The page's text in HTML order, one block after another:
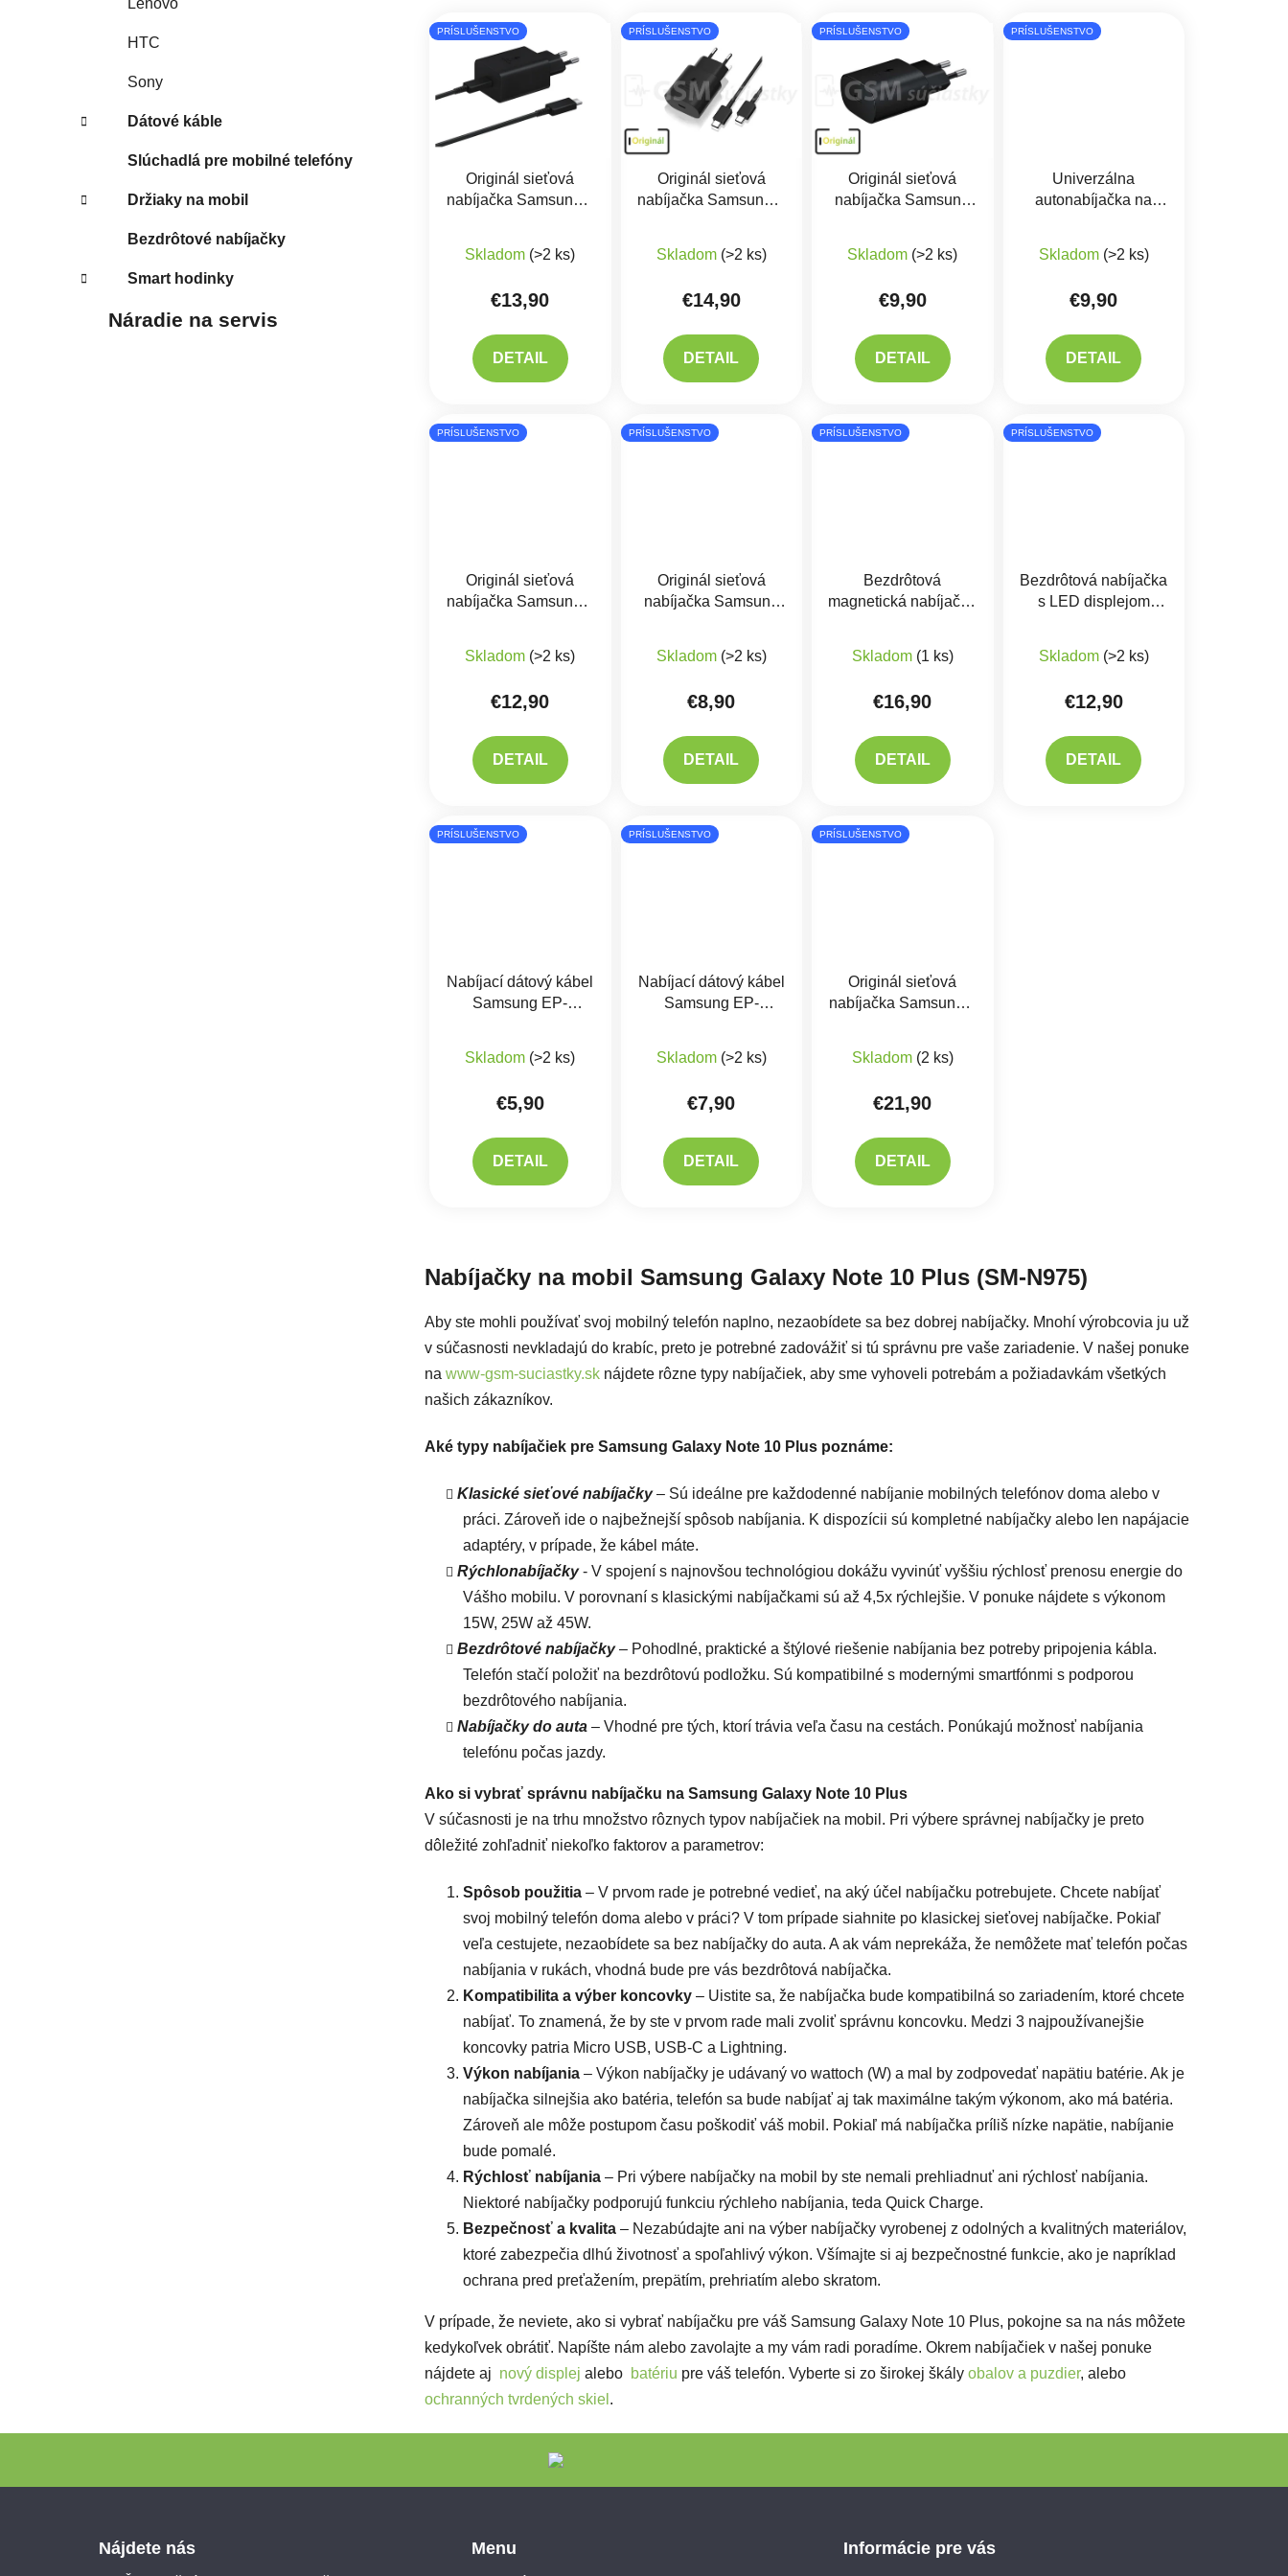
HTC
Sony
Dátové káble
Slúchadlá pre mobilné telefóny
Držiaky na mobil
Bezdrôtové nabíjačky
Smart hodinky
Náradie na servis
Výpis produktov
PRÍSLUŠENSTVO
Originál sieťová
nabíjačka Samsung +
Skladom (>2 ks)
€13,90
DETAIL
PRÍSLUŠENSTVO
Originál sieťová
nabíjačka Samsung +
+ EP-DG980BBE
Skladom (>2 ks)
€14,90
DETAIL
PRÍSLUŠENSTVO
Originál sieťová
nabíjačka Samsung
Skladom (>2 ks)
€9,90
DETAIL
PRÍSLUŠENSTVO
Univerzálna
autonabíjačka na
Skladom (>2 ks)
€9,90
DETAIL
PRÍSLUŠENSTVO
Originál sieťová
nabíjačka Samsung +
Skladom (>2 ks)
€12,90
DETAIL
PRÍSLUŠENSTVO
Originál sieťová
nabíjačka Samsung
Skladom (>2 ks)
€8,90
DETAIL
PRÍSLUŠENSTVO
Bezdrôtová
magnetická nabíjačka
Skladom (1 ks)
€16,90
DETAIL
PRÍSLUŠENSTVO
Bezdrôtová nabíjačka
s LED displejom
Skladom (>2 ks)
€12,90
DETAIL
PRÍSLUŠENSTVO
Nabíjací dátový kábel
Samsung EP-
Skladom (>2 ks)
€5,90
DETAIL
PRÍSLUŠENSTVO
Nabíjací dátový kábel
Samsung EP-
Skladom (>2 ks)
€7,90
DETAIL
PRÍSLUŠENSTVO
Originál sieťová
nabíjačka Samsung +
+ EP-DW797JBE
Skladom (2 ks)
€21,90
DETAIL
Nabíjačky na mobil Samsung Galaxy Note 10 Plus (SM-N975)
Aby ste mohli používať svoj mobilný telefón naplno, nezaobídete sa bez dobrej nabíjačky. Mnohí výrobcovia ju už
v súčasnosti nevkladajú do krabíc, preto je potrebné zadovážiť si tú správnu pre vaše zariadenie. V našej ponuke
na www-gsm-suciastky.sk nájdete rôzne typy nabíjačiek, aby sme vyhoveli potrebám a požiadavkám všetkých
našich zákazníkov.
Aké typy nabíjačiek pre Samsung Galaxy Note 10 Plus poznáme:
Klasické sieťové nabíjačky– Sú ideálne pre každodenné nabíjanie mobilných telefónov doma alebo v
práci. Zároveň ide o najbežnejší spôsob nabíjania. K dispozícii sú kompletné nabíjačky alebo len napájacie
adaptéry, v prípade, že kábel máte.
Rýchlonabíjačky- V spojení s najnovšou technológiou dokážu vyvinúť vyššiu rýchlosť prenosu energie do
Vášho mobilu. V porovnaní s klasickými nabíjačkami sú až 4,5x rýchlejšie. V ponuke nájdete s výkonom
15W, 25W až 45W.
Bezdrôtové nabíjačky– Pohodlné, praktické a štýlové riešenie nabíjania bez potreby pripojenia kábla.
Telefón stačí položiť na bezdrôtovú podložku. Sú kompatibilné s modernými smartfónmi s podporou
bezdrôtového nabíjania.
Nabíjačky do auta – Vhodné pre tých, ktorí trávia veľa času na cestách. Ponúkajú možnosť nabíjania
telefónu počas jazdy.
Ako si vybrať správnu nabíjačku na Samsung Galaxy Note 10 Plus
V súčasnosti je na trhu množstvo rôznych typov nabíjačiek na mobil. Pri výbere správnej nabíjačky je preto
dôležité zohľadniť niekoľko faktorov a parametrov:
Spôsob použitia – V prvom rade je potrebné vedieť, na aký účel nabíjačku potrebujete. Chcete nabíjať
svoj mobilný telefón doma alebo v práci? V tom prípade siahnite po klasickej sieťovej nabíjačke. Pokiaľ
veľa cestujete, nezaobídete sa bez nabíjačky do auta. A ak vám neprekáža, že nemôžete mať telefón počas
nabíjania v rukách, vhodná bude pre vás bezdrôtová nabíjačka.
Kompatibilita a výber koncovky – Uistite sa, že nabíjačka bude kompatibilná so zariadením, ktoré chcete
nabíjať. To znamená, že by ste v prvom rade mali zvoliť správnu koncovku. Medzi 3 najpoužívanejšie
koncovky patria Micro USB, USB-C a Lightning.
Výkon nabíjania – Výkon nabíjačky je udávaný vo wattoch (W) a mal by zodpovedať napätiu batérie. Ak je
nabíjačka silnejšia ako batéria, telefón sa bude nabíjať aj tak maximálne takým výkonom, ako má batéria.
Zároveň ale môže postupom času poškodiť váš mobil. Pokiaľ má nabíjačka príliš nízke napätie, nabíjanie
bude pomalé.
Rýchlosť nabíjania – Pri výbere nabíjačky na mobil by ste nemali prehliadnuť ani rýchlosť nabíjania.
Niektoré nabíjačky podporujú funkciu rýchleho nabíjania, teda Quick Charge.
Bezpečnosť a kvalita – Nezabúdajte ani na výber nabíjačky vyrobenej z odolných a kvalitných materiálov,
ktoré zabezpečia dlhú životnosť a spoľahlivý výkon. Všímajte si aj bezpečnostné funkcie, ako je napríklad
ochrana pred preťažením, prepätím, prehriatím alebo skratom.
V prípade, že neviete, ako si vybrať nabíjačku pre váš Samsung Galaxy Note 10 Plus, pokojne sa na nás môžete
kedykoľvek obrátiť. Napíšte nám alebo zavolajte a my vám radi poradíme. Okrem nabíjačiek v našej ponuke
nájdete aj nový displej alebo batériu pre váš telefón. Vyberte si zo širokej škály obalov a puzdier, alebo
ochranných tvrdených skiel .
Nájdete nás Menu Informácie pre vás